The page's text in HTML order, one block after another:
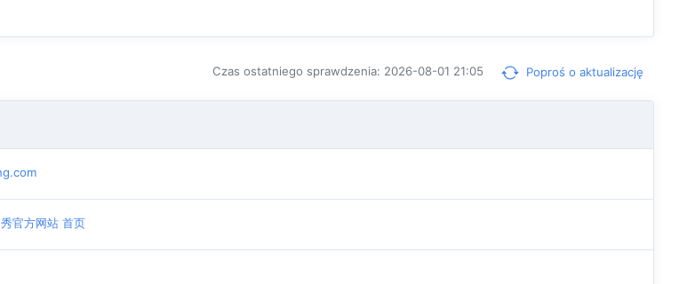
Czas ostatniego sprawdzenia: 2026-08-01 21:05 Poproś o aktualizację
官方网站 首页